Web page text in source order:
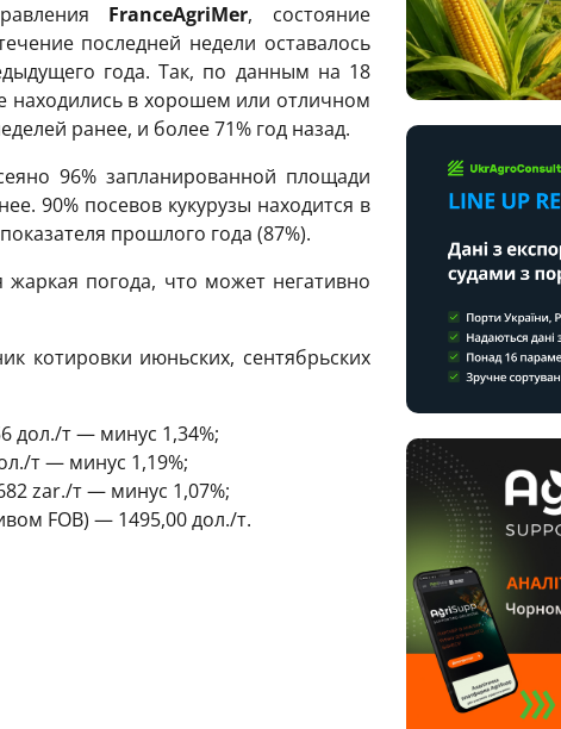
FranceAgriMer, состояние
последней недели оставалось
года. Так, по данным на 18
находились в хорошем или отличном
ранее, и более 71% год назад.
96% запланированной площади
90% посевов кукурузы находится в
прошлого года (87%).
погода, что может негативно
котировки июньских, сентябрьских
дол./т — минус 1,34%;
— минус 1,19%;
zar./т — минус 1,07%;
FOB) — 1495,00 дол./т.